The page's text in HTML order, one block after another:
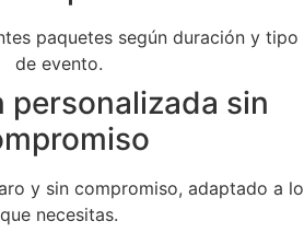
paquetes según duración y tipo
de evento.
personalizada sin
y sin compromiso, adaptado a lo
que necesitas.